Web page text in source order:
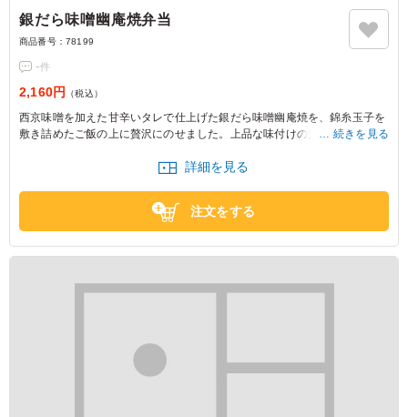
銀だら味噌幽庵焼弁当
商品番号： 78199
-件
2,160円 （税込）
西京味噌を加えた甘辛いタレで仕上げた銀だら味噌幽庵焼を、錦糸玉子を
敷き詰めたご飯の上に贅沢にのせました。上品な味付けの煮物とともに、
続きを見る
詳細を見る
注文をする